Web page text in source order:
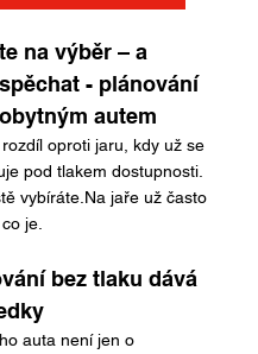
na výběr – a
- plánování
autem
oproti jaru, kdy už se
pod tlakem dostupnosti.
vybíráte.Na jaře už často
je.
bez tlaku dává
auta není jen o